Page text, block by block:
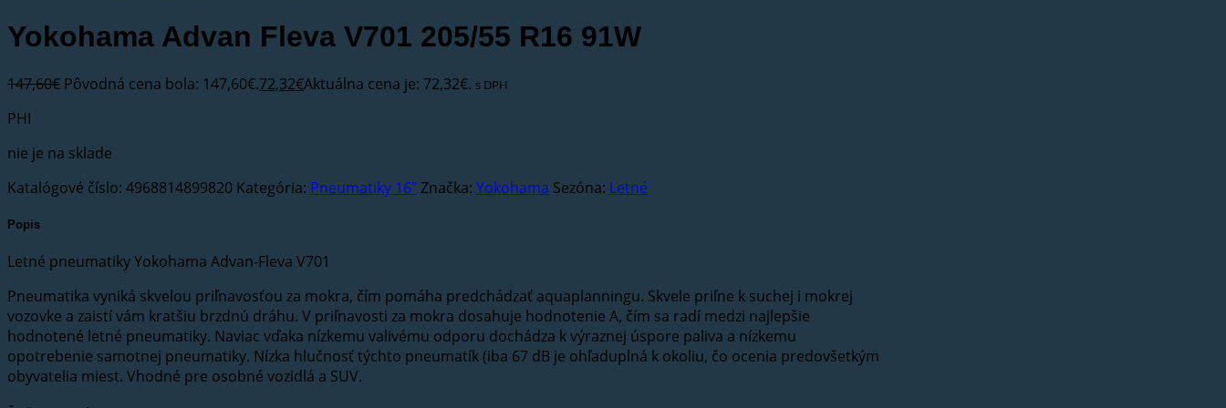
PHI
nie je na sklade
Katalógové číslo:
Popis
Letné pneumatiky Yokohama Advan-Fleva V701
Pneumatika vyniká skvelou priľnavosťou za mokra, čím pomáha predchádzať aquaplanningu. Skvele priľne k suchej i mokrej
hodnotené letné pneumatiky. Naviac vďaka nízkemu valivému odporu dochádza k výraznej úspore paliva a nízkemu
obyvatelia miest. Vhodné pre osobné vozidlá a SUV.
Ďalšie informácie